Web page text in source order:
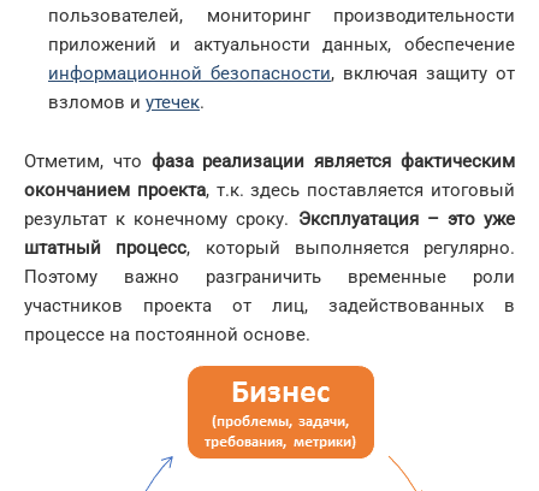
пользователей, мониторинг производительности
приложений и актуальности данных, обеспечение
информационной безопасности, включая защиту от
взломов и утечек.
Отметим, что фаза реализации является фактическим
окончанием проекта, т.к. здесь поставляется итоговый
результат к конечному сроку. Эксплуатация – это уже
штатный процесс, который выполняется регулярно.
Поэтому важно разграничить временные роли
участников проекта от лиц, задействованных в
процессе на постоянной основе.